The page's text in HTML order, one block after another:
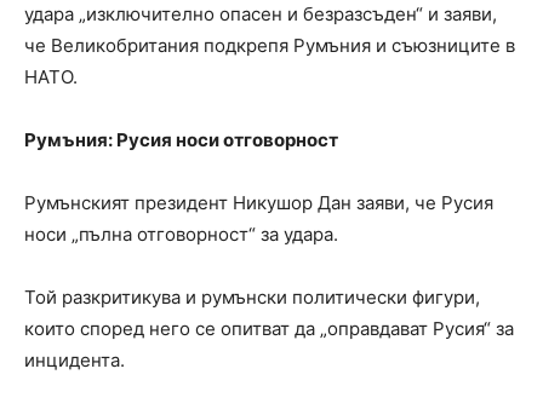
удара „изключително опасен и безразсъден“ и заяви,
че Великобритания подкрепя Румъния и съюзниците в
НАТО.
Румъния: Русия носи отговорност
Румънският президент Никушор Дан заяви, че Русия
носи „пълна отговорност“ за удара.
Той разкритикува и румънски политически фигури,
които според него се опитват да „оправдават Русия“ за
инцидента.